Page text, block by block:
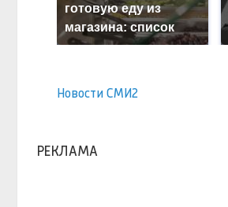
готовую еду из
магазина: список
Новости СМИ2
РЕКЛАМА